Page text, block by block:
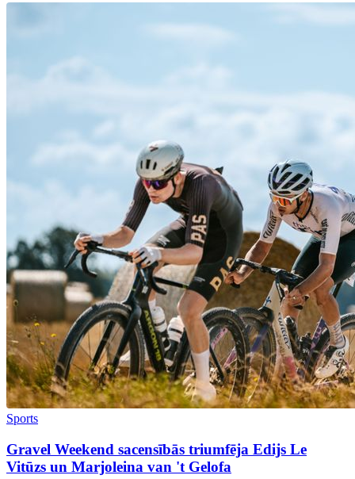
Sports
Gravel Weekend sacensībās triumfēja Edijs Le
Vitūzs un Marjoleina van 't Gelofa